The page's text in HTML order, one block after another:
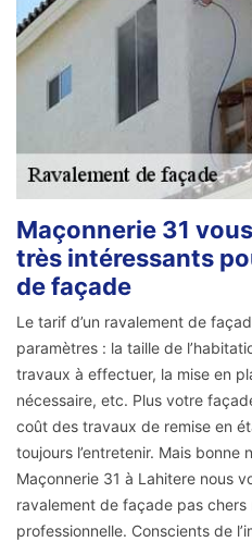
Maçonnerie 31
très intéressants
de façade
Le tarif d’un ravalement de
paramètres : la taille de
travaux à effectuer, la mise en
nécessaire, etc. Plus votre
coût des travaux de remise en
toujours l’entretenir. Mais
Maçonnerie 31 à Lahitere nous
ravalement de façade pas
professionnelle. Conscients de